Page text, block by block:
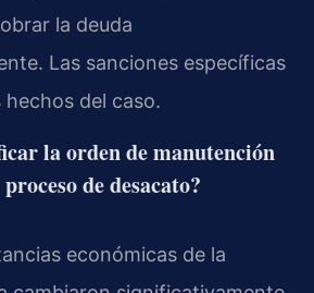
la deuda
Las sanciones específicas
del caso.
la orden de manutención
de desacato?
económicas de la